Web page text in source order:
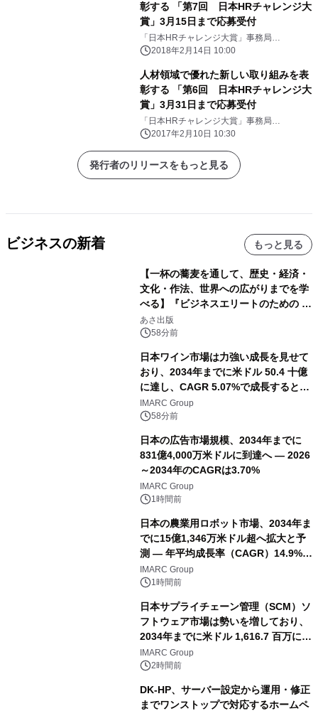
彰する 「第7回 日本HRチャレンジ大
賞」3月15日まで応募受付
「日本HRチャレンジ大賞」事務局
(ProFuture株式会社)
2018年2月14日 10:00
人材領域で優れた新しい取り組みを表
彰する 「第6回 日本HRチャレンジ大
賞」3月31日まで応募受付
「日本HRチャレンジ大賞」事務局
(ProFuture株式会社)
2017年2月10日 10:30
発行者のリリースをもっと見る
ビジネスの新着 もっと見る
【一杯の蕎麦を通して、歴史・経済・
文化・作法、世界への広がりまでを学
べる】『ビジネスエリートのための 教
養としての蕎麦』2026年8月25日
（火）発売
あさ出版
58分前
日本ワイン市場は力強い成長を見せて
おり、2034年までに米ドル 50.4 十億
に達し、CAGR 5.07%で成長すると予
測IMARC Group
58分前
日本の広告市場規模、2034年までに
831億4,000万米ドルに到達へ ― 2026
～2034年のCAGRは3.70%
IMARC Group
1時間前
日本の農業用ロボット市場、2034年ま
でに15億1,346万米ドル超へ拡大と予
測 ― 年平均成長率（CAGR）14.9%を
記録
IMARC Group
1時間前
日本サプライチェーン管理（SCM）ソ
フトウェア市場は勢いを増しており、
2034年までに米ドル 1,616.7 百万に達
し、CAGR 3.42%で成長すると予測
IMARC Group
2時間前
DK-HP、サーバー設定から運用・修正
までワンストップで対応するホームペ